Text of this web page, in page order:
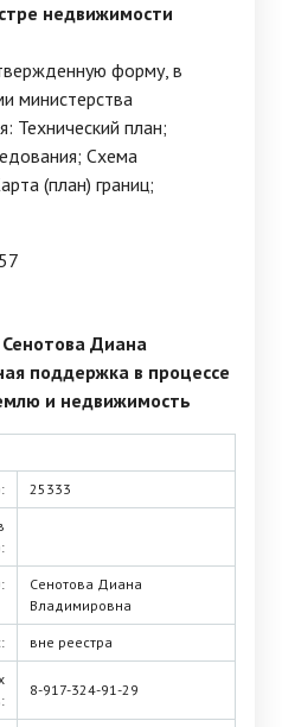
недвижимости
форму, в
министерства
Технический план;
Схема
(план) границ;
Диана
поддержка в процессе
и недвижимость
25333
Сенотова Диана
Владимировна
вне реестра
8-917-324-91-29